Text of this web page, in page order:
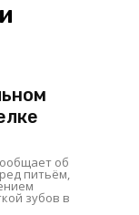
об
питьём,
зубов в